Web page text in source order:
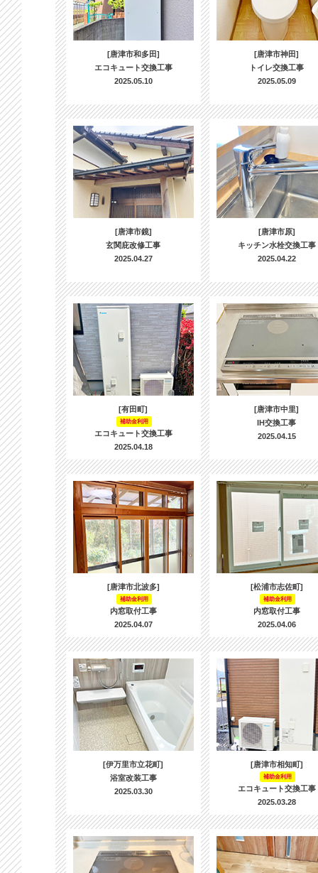
[唐津市和多田]
エコキュート交換工事
2025.05.10
[唐津市神田]
トイレ交換工事
2025.05.09
[唐津市鏡]
玄関庇改修工事
2025.04.27
[唐津市原]
キッチン水栓交換工事
2025.04.22
[有田町]
補助金利用
エコキュート交換工事
2025.04.18
[唐津市中里]
IH交換工事
2025.04.15
[唐津市北波多]
補助金利用
内窓取付工事
2025.04.07
[松浦市志佐町]
補助金利用
内窓取付工事
2025.04.06
[伊万里市立花町]
浴室改装工事
2025.03.30
[唐津市相知町]
補助金利用
エコキュート交換工事
2025.03.28